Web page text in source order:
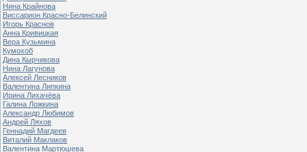
Нина Крайнова
Виссарион Красно-Белинский
Игорь Краснов
Анна Кривицкая
Вера Кузьмина
Кумохоб
Дина Кырчикова
Нина Лагунова
Алексей Лесников
Валентина Липкина
Ирина Лихачёва
Галина Ложкина
Александр Любимов
Андрей Ляхов
Геннадий Магдеев
Виталий Маклаков
Валентина Мартюшева